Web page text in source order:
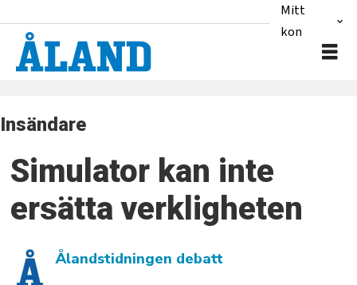
Mitt
konto
Insändare
Simulator kan inte
ersätta verkligheten
Ålandstidningen debatt